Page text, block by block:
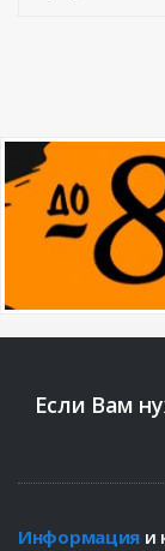
Если Вам
Информация и